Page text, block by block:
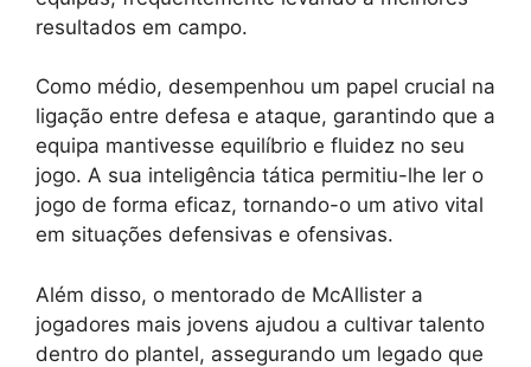
resultados em campo.
Como médio, desempenhou um papel crucial na
ligação entre defesa e ataque, garantindo que a
equipa mantivesse equilíbrio e fluidez no seu
jogo. A sua inteligência tática permitiu-lhe ler o
jogo de forma eficaz, tornando-o um ativo vital
em situações defensivas e ofensivas.
Além disso, o mentorado de McAllister a
jogadores mais jovens ajudou a cultivar talento
dentro do plantel, assegurando um legado que